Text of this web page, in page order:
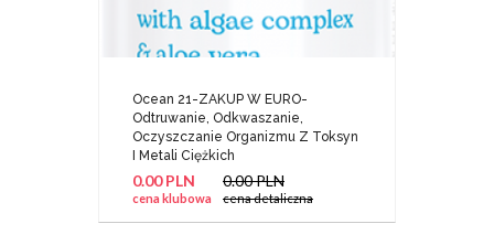
Ocean 21-ZAKUP W EURO-
Odtruwanie, Odkwaszanie,
Oczyszczanie Organizmu Z Toksyn
I Metali Ciężkich
0.00 PLN
cena klubowa
0.00 PLN
cena detaliczna